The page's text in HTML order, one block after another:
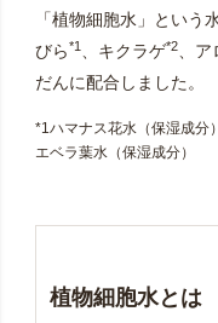
「植物細胞水」という
びら*1、キクラゲ*2、ア
だんに配合しました。
*1ハマナス花水（保湿成分
エベラ葉水（保湿成分）
植物細胞水とは